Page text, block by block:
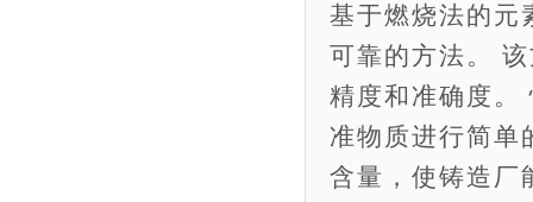
基于燃烧法的元
可靠的方法。
精度和准确度。
准物质进行简单
含量，使铸造厂